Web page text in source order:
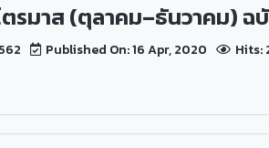
รมาส (ตุลาคม–ธันวาคม) ฉ
Published On: 16 Apr, 2020 Hits: